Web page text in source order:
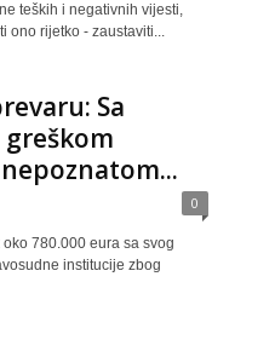
teških i negativnih vijesti,
ono rijetko - zaustaviti...
Sa
0
780.000 eura sa svog
institucije zbog